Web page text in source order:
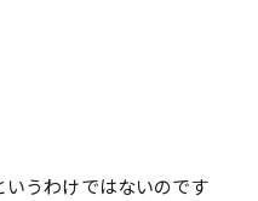
うわけではないのです